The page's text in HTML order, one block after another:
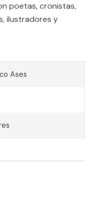
poetas, cronistas,
ilustradores y
Ases